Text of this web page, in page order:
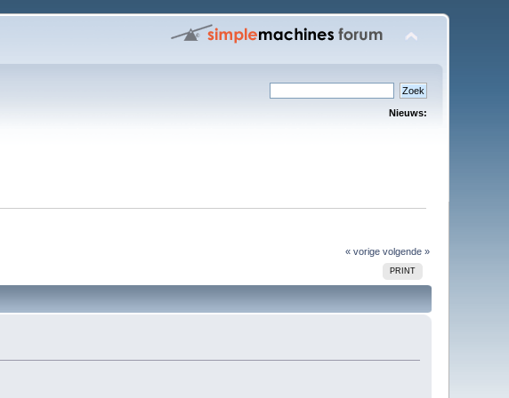
Nieuws:
« vorige volgende »
PRINT